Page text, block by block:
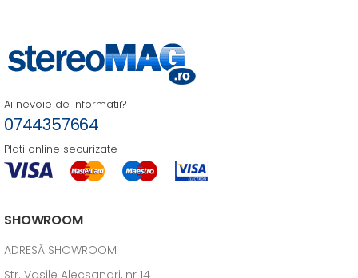
Ai nevoie de informatii?
0744357664
Plati online securizate
SHOWROOM
ADRESĂ SHOWROOM
Str. Vasile Alecsandri, nr 14